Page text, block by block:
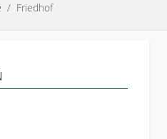
Friedhof